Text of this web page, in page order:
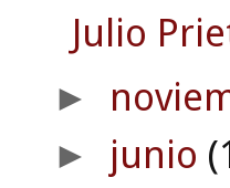
Julio
►
► junio